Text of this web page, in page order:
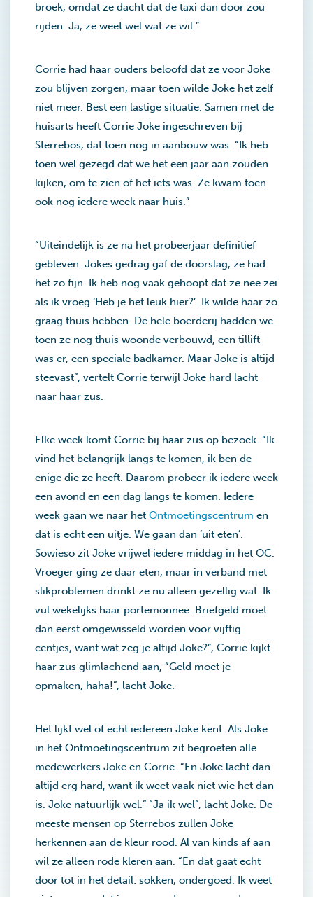
broek, omdat ze dacht dat de taxi dan door zou
rijden. Ja, ze weet wel wat ze wil.”
Corrie had haar ouders beloofd dat ze voor Joke
zou blijven zorgen, maar toen wilde Joke het zelf
niet meer. Best een lastige situatie. Samen met de
huisarts heeft Corrie Joke ingeschreven bij
Sterrebos, dat toen nog in aanbouw was. “Ik heb
toen wel gezegd dat we het een jaar aan zouden
kijken, om te zien of het iets was. Ze kwam toen
ook nog iedere week naar huis.”
“Uiteindelijk is ze na het probeerjaar definitief
gebleven. Jokes gedrag gaf de doorslag, ze had
het zo fijn. Ik heb nog vaak gehoopt dat ze nee zei
als ik vroeg ‘Heb je het leuk hier?’. Ik wilde haar zo
graag thuis hebben. De hele boerderij hadden we
toen ze nog thuis woonde verbouwd, een tillift
was er, een speciale badkamer. Maar Joke is altijd
steevast”, vertelt Corrie terwijl Joke hard lacht
naar haar zus.
Elke week komt Corrie bij haar zus op bezoek. “Ik
vind het belangrijk langs te komen, ik ben de
enige die ze heeft. Daarom probeer ik iedere week
een avond en een dag langs te komen. Iedere
week gaan we naar het Ontmoetingscentrum en
dat is echt een uitje. We gaan dan ‘uit eten’.
Sowieso zit Joke vrijwel iedere middag in het OC.
Vroeger ging ze daar eten, maar in verband met
slikproblemen drinkt ze nu alleen gezellig wat. Ik
vul wekelijks haar portemonnee. Briefgeld moet
dan eerst omgewisseld worden voor vijftig
centjes, want wat zeg je altijd Joke?”, Corrie kijkt
haar zus glimlachend aan, “Geld moet je
opmaken, haha!”, lacht Joke.
Het lijkt wel of echt iedereen Joke kent. Als Joke
in het Ontmoetingscentrum zit begroeten alle
medewerkers Joke en Corrie. “En Joke lacht dan
altijd erg hard, want ik weet vaak niet wie het dan
is. Joke natuurlijk wel.” “Ja ik wel”, lacht Joke. De
meeste mensen op Sterrebos zullen Joke
herkennen aan de kleur rood. Al van kinds af aan
wil ze alleen rode kleren aan. “En dat gaat echt
door tot in het detail: sokken, ondergoed. Ik weet